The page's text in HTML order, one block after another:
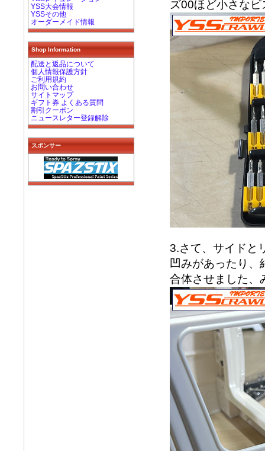
YSS大会情報
YSSその他
オーダーメイド情報
Shop Information
配送と返品について
個人情報保護方針
ご利用規約
お問い合わせ
サイトマップ
ギフト券 よくある質問
割引クーポン
ニュースレター登録解除
スポンサー
ズ00ほど小さな
3.さて、サイドと
凹みがあったり
合体させました、